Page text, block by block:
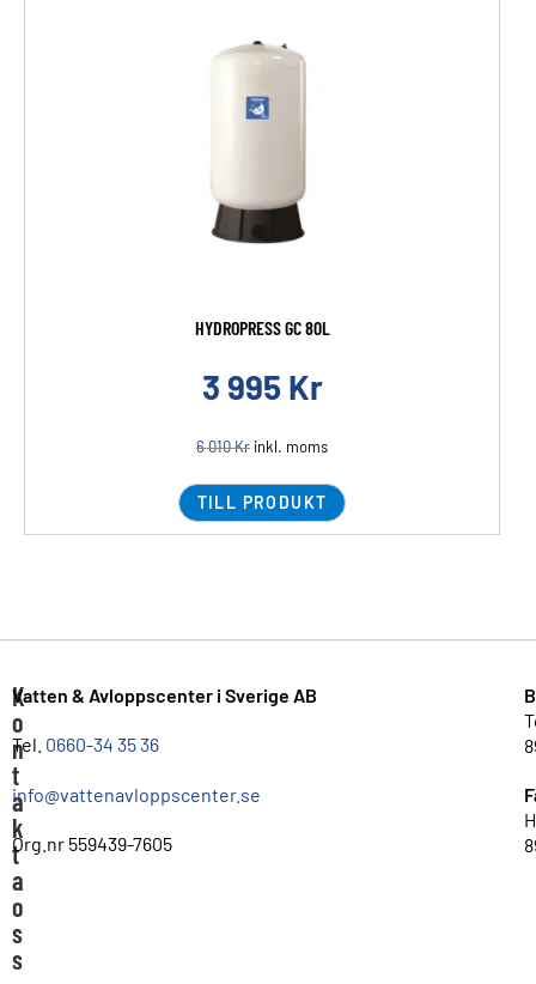
HYDROPRESS GC 80L
3 995 Kr
6 010Kr inkl. moms
TILL PRODUKT
K
o
n
t
a
k
t
a
o
s
s
Vatten & Avloppscenter i Sverige AB
Tel. 0660-34 35 36
info@vattenavloppscenter.se
Org.nr 559439-7605